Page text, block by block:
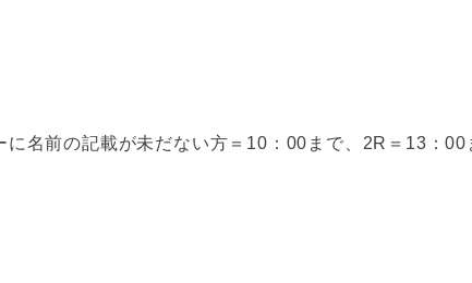
名前の記載が未だない方＝10：00まで、2R＝13：00